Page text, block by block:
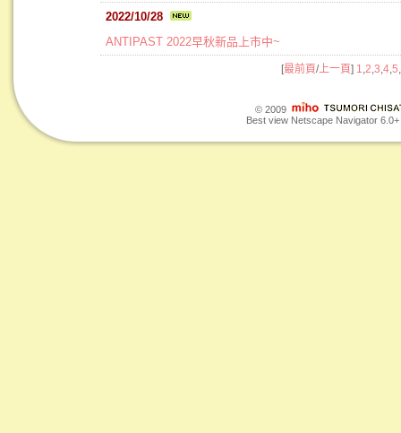
2022/10/28
ANTIPAST 2022早秋新品上市中~
[最前頁/上一頁] 1 2 3 4 5
© 2009
Best view Netscape Navigator